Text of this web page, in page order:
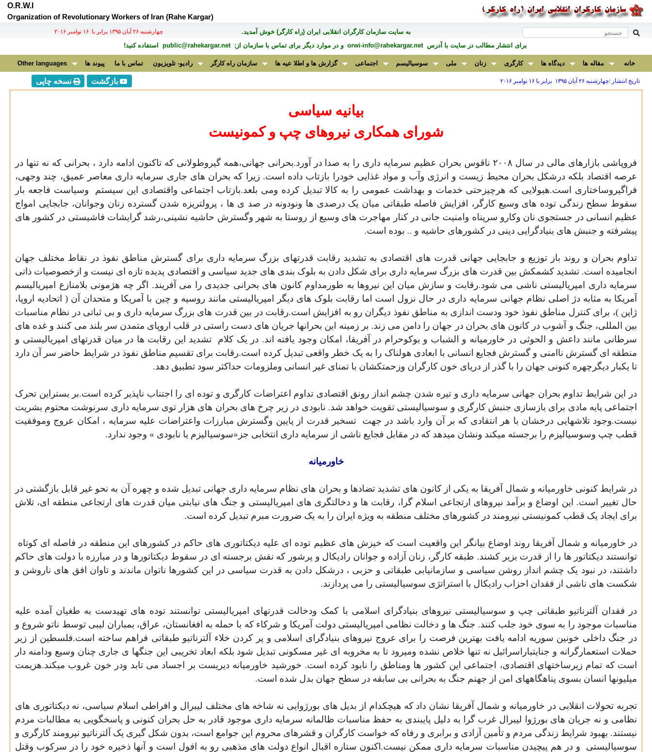
O.R.W.I
Organization of Revolutionary Workers of Iran (Rahe Kargar)
به سايت سازمان کارگران انقلابی ايران (راه کارگر) خوش آمديد. چهارشنبه ۲۶ آبان ۱۳۹۵ برابر با ۱۶ نوامبر ۲۰۱۶
برای انتشار مطالب در سايت با آدرسorwi-info@rahekargar.net و در موارد ديگر برای تماس با سازمان از;public@rahekargar.net استفاده کنید!
خانه مقاله ها دیدگاه ها کارگری زنان ملی سوسیالیسم اجتماعی گزارش ها و اطلا عیه ها سازمان راه کارگر رادیو- تلویزیون تماس با ما پیوند ها Other languages
تاریخ انتشار :چهارشنبه ۲۶ آبان ۱۳۹۵ برابر با ۱۶ نوامبر ۲۰۱۶ بازگشت نسخه چاپی
بیانیه سیاسی
شورای همکاری نیروهای چپ و کمونیست
فروپاشی بازارهای مالی در سال ۲۰۰۸ ناقوس بحران عظیم سرمایه داری را به صدا در آورد.بحرانی جهانی،همه گیروطولانی که تاکنون ادامه دارد ، بحرانی که نه تنها در
عرصه اقتصاد بلکه درشکل بحران محیط زیست و انرژی وآب و مواد غذایی خودرا بازتاب داده است. زیرا که بحران های جاری سرمایه داری معاصر عمیق، چند وجهی،
فراگیروساختاری است.هیولایی که هرچیزحتی خدمات و بهداشت عمومی را به کالا تبدیل کرده ومی بلعد.بازتاب اجتماعی واقتصادی این سیستم
وسیاست فاجعه بار
سقوط سطح زندگی توده های وسیع کارگر، افزایش فاصله طبقاتی میان یک درصدی ها ونودونه در صد ی ها ، پرولتریزه شدن گسترده زنان وجوانان، جابجایی امواج
عظیم انسانی در جستجوی نان وکارو سرپناه وامنیت جانی در کنار مهاجرت های وسیع از روستا به شهر وگسترش حاشیه نشینی،رشد گرایشات فاشیستی در کشور های
پیشرفته و جنبش های بنیادگرایی دینی در کشورهای حاشیه و .. بوده است.
تداوم بحران و روند باز توزیع و جابجایی جهانی قدرت های اقتصادی به تشدید رقابت قدرتهای بزرگ سرمایه داری برای گسترش مناطق نفوذ در نقاط مختلف جهان
انجامیده است. تشدید کشمکش بین قدرت های بزرگ سرمایه داری برای شکل دادن به بلوک بندی های جدید سیاسی و اقتصادی پدیده تازه ای نیست و ازخصوصیات ذاتی
سرمایه داری امپریالیستی ناشی می شود.رقابت و سازش میان این نیروها به طورمداوم کانون های بحرانی جدیدی را می آفریند. اگر چه هژمونی بلامنازع امپریالیسم
آمریکا به مثابه دژ اصلی نظام جهانی سرمایه داری در حال نزول است اما رقابت بلوک های دیگر امپریالیستی مانند روسیه و چین با آمریکا و متحدان آن ( اتحادیه اروپا،
ژاپن )، برای کنترل مناطق نفوذ خود ودست اندازی به مناطق نفوذ دیگران رو به افزایش است.رقابت در بین قدرت های بزرگ سرمایه داری و بی ثباتی در نظام مناسبات
بین المللی، جنگ و آشوب در کانون های بحران در جهان را دامن می زند. بر زمینه این بحرانها جریان های دست راستی در قلب اروپای متمدن سر بلند می کنند و غده های
سرطانی مانند داعش و الحوثی در خاورمیانه و الشباب و بوکوحرام در آفریقا، امکان وجود یافته اند. در یک کلام
تشدید این رقابت ها در میان قدرتهای امپریالیستی و
منطقه ای گسترش ناامنی و گسترش فجایع انسانی با ابعادی هولناک را به یک خطر واقعی تبدیل کرده است.رقابت برای تقسیم مناطق نفوذ در شرایط حاضر سر آن دارد
تا یکبار دیگرچهره کنونی جهان را با گذر از دریای خون کارگران وزحمتکشان با تمنای غیر انسانی وملزومات حداکثر سود تطبیق دهد.
در این شرایط تداوم بحران جهانی سرمایه داری و تیره شدن چشم انداز رونق اقتصادی تداوم اعتراضات کارگری و توده ای را اجتناب ناپذیر کرده است.بر بستراین تحرک
اجتماعی پایه مادی برای بازسازی جنبش کارگری و سوسیالیستی تقویت خواهد شد. نابودی در زیر چرخ های بحران های هزار توی سرمایه داری سرنوشت محتوم بشریت
نیست.وجود تلاشهایی درخشان با هر انتقادی که بر آن وارد باشد در جهت
تسخیر قدرت از پایین وگسترش مبارزات واعتراضات علیه سرمایه ، امکان عروج وموفقیت
قطب چپ وسوسیالیزم را برجسته میکند ونشان میدهد که در مقابل فجایع ناشی از سرمایه داری انتخابی جز«سوسیالیزم یا نابودی » وجود ندارد.
خاورمیانه
در شرایط کنونی خاورمیانه و شمال آفریقا به یکی از کانون های تشدید تضادها و بحران های نظام سرمایه داری جهانی تبدیل شده و چهره آن به نحو غیر قابل بازگشتی در
حال تغییر است. این اوضاع و برآمد نیروهای ارتجاعی اسلام گرا، رقابت ها و دخالتگری های امپریالیستی و جنگ های نیابتی میان قدرت های ارتجاعی منطقه ای، تلاش
برای ایجاد یک قطب کمونیستی نیرومند در کشورهای مختلف منطقه به ویژه ایران را به یک ضرورت مبرم تبدیل کرده است.
در خاورمیانه و شمال آفریقا روند اوضاع بیانگر این واقعیت است که خیزش های عظیم توده ای علیه دیکتاتوری های حاکم در کشورهای این منطقه در فاصله ای کوتاه
توانستند دیکتاتور ها را از قدرت بزیر کشند. طبقه کارگر، زنان آزاده و جوانان رادیکال و پرشور که نقش برجسته ای در سقوط دیکتاتورها و در مبارزه با دولت های حاکم
داشتند، در نبود یک چشم انداز روشن سیاسی و سازمانیابی طبقاتی و حزبی ، درشکل دادن به قدرت سیاسی در این کشورها ناتوان ماندند و تاوان افق های ناروشن و
شکست های ناشی از فقدان احزاب رادیکال با استراتژی سوسیالیستی را می پردازند.
در فقدان آلترناتیو طبقاتی چپ و سوسیالیستی نیروهای بنیادگرای اسلامی با کمک ودخالت قدرتهای امپریالیستی توانستند توده های تهیدست به طغیان آمده علیه
مناسبات موجود را به سوی خود جلب کنند. جنگ ها و دخالت نظامی امپریالیستی دولت آمریکا و شرکاء که با حمله به افغانستان، عراق، بمباران لیبی توسط ناتو شروع و
در جنگ داخلی خونین سوریه ادامه یافت بهترین فرصت را برای عروج نیروهای بنیادگرای اسلامی و پر کردن خلاء آلترناتیو طبقاتی فراهم ساخته است.فلسطین از زیر
حملات استعمارگرانه و جنایتباراسرائیل نه تنها خلاص نشده ومیرود تا به مخروبه ای غیر مسکونی تبدیل شود بلکه ابعاد تخریبی این جنگها ی جاری چنان وسیع ودامنه دار
است که تمام زیرساختهای اقتصادی، اجتماعی این کشور ها ومناطق را نابود کرده است. خورشید خاورمیانه دیریست بر اجساد می تابد ودر خون غروب میکند.هزیمت
میلیونها انسان بسوی پناهگاههای امن از جهنم جنگ به بحرانی بی سابقه در سطح جهان بدل شده است.
تجربه تحولات انقلابی در خاورمیانه و شمال آفریقا نشان داد که هیچکدام از بدیل های بورژوایی نه شاخه های مختلف لیبرال و افراطی اسلام سیاسی، نه دیکتاتوری های
نظامی و نه جریان های بورژوا لیبرال غرب گرا به دليل پايبندی به حفظ مناسبات ظالمانه سرمایه داری موجود قادر به حل بحران کنونی و پاسخگویی به مطالبات مردم
نيستند. بهبود شرایط زندگی مردم و تأمین آزادی و برابری و رفاه که خواست کارگران و قشرهای محروم این جوامع است، بدون شکل گیری یک آلترناتیو نیرومند کارگری و
سوسیالیستی
و در هم پیچیدن مناسبات سرمایه داری ممکن نیست.اکنون ستاره اقبال انواع دولت های مذهبی رو به افول است و آنها ذخیره خود را در سرکوب وقتل